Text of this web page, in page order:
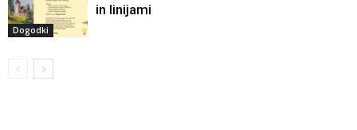
Dogodki
in linijami